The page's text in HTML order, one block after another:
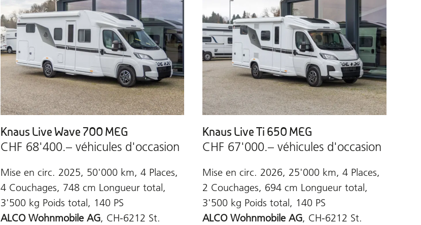
Knaus Live Wave 700 MEG
CHF 68'400.– véhicules d'occasion
Mise en circ. 2025, 50'000 km, 4 Places,
4 Couchages, 748 cm Longueur total,
3'500 kg Poids total, 140 PS
ALCO Wohnmobile AG, CH-6212 St.
Knaus Live Ti 650 MEG
CHF 67'000.– véhicules d'occasion
Mise en circ. 2026, 25'000 km, 4 Places,
2 Couchages, 694 cm Longueur total,
3'500 kg Poids total, 140 PS
ALCO Wohnmobile AG, CH-6212 St.